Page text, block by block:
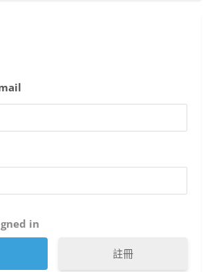
in
註冊
人工智慧 生活與成長 資訊科技
GenAI詐騙手法揭秘：你是否正中圈
美國AI領導地位對香港有何啟示？
2025 年 4 月 10 日